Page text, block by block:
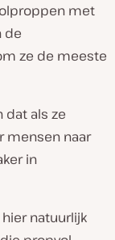
met
de
ze de meeste
als ze
mensen naar
in
natuurlijk